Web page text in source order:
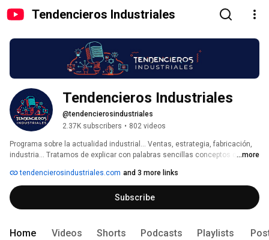
Tendencieros Industriales
Tendencieros Industriales
@tendencierosindustriales
2.37K subscribers • 802 videos
Programa sobre la actualidad industrial... Ventas, estrategia, fabricación,
industria... Tratamos de explicar con palabras sencillas conceptos que
mismos...
...more
tendencierosindustriales.com and 3 more links
Subscribe
Home Videos Shorts Podcasts Playlists